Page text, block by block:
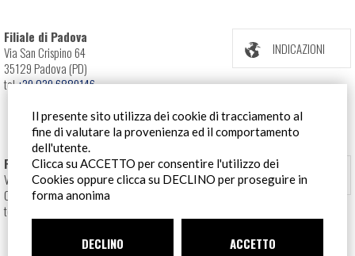
Il presente sito utilizza dei cookie di tracciamento al
fine di valutare la provenienza ed il comportamento
dell'utente.
Clicca su ACCETTO per consentire l'utilizzo dei
Cookies oppure clicca su DECLINO per proseguire in
forma anonima
DECLINO ACCETTO
Filiale di Padova
Via San Crispino 64
35129 Padova (PD)
tel+39 039 6889146
INDICAZIONI
Filiale Roma
Via Pontina 583
00128 Roma (RM)
tel
INDICAZIONI